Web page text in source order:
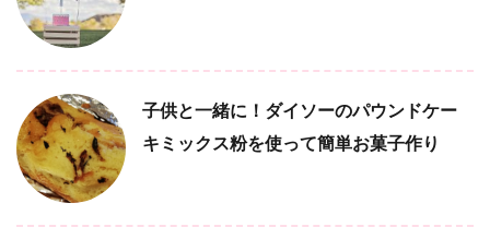
子供と一緒に！ダイソーのパウンドケー
キミックス粉を使って簡単お菓子作り